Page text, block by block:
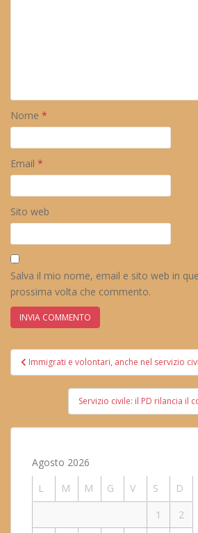
Nome *
Email *
Sito web
Salva il mio nome, email e sito web in
prossima volta che commento.
Navigazione
articoli
Immigrati e volontari, anche nel servizio
Servizio civile: il PD rilancia il
Agosto 2026
L
M M G V S
D
1
2